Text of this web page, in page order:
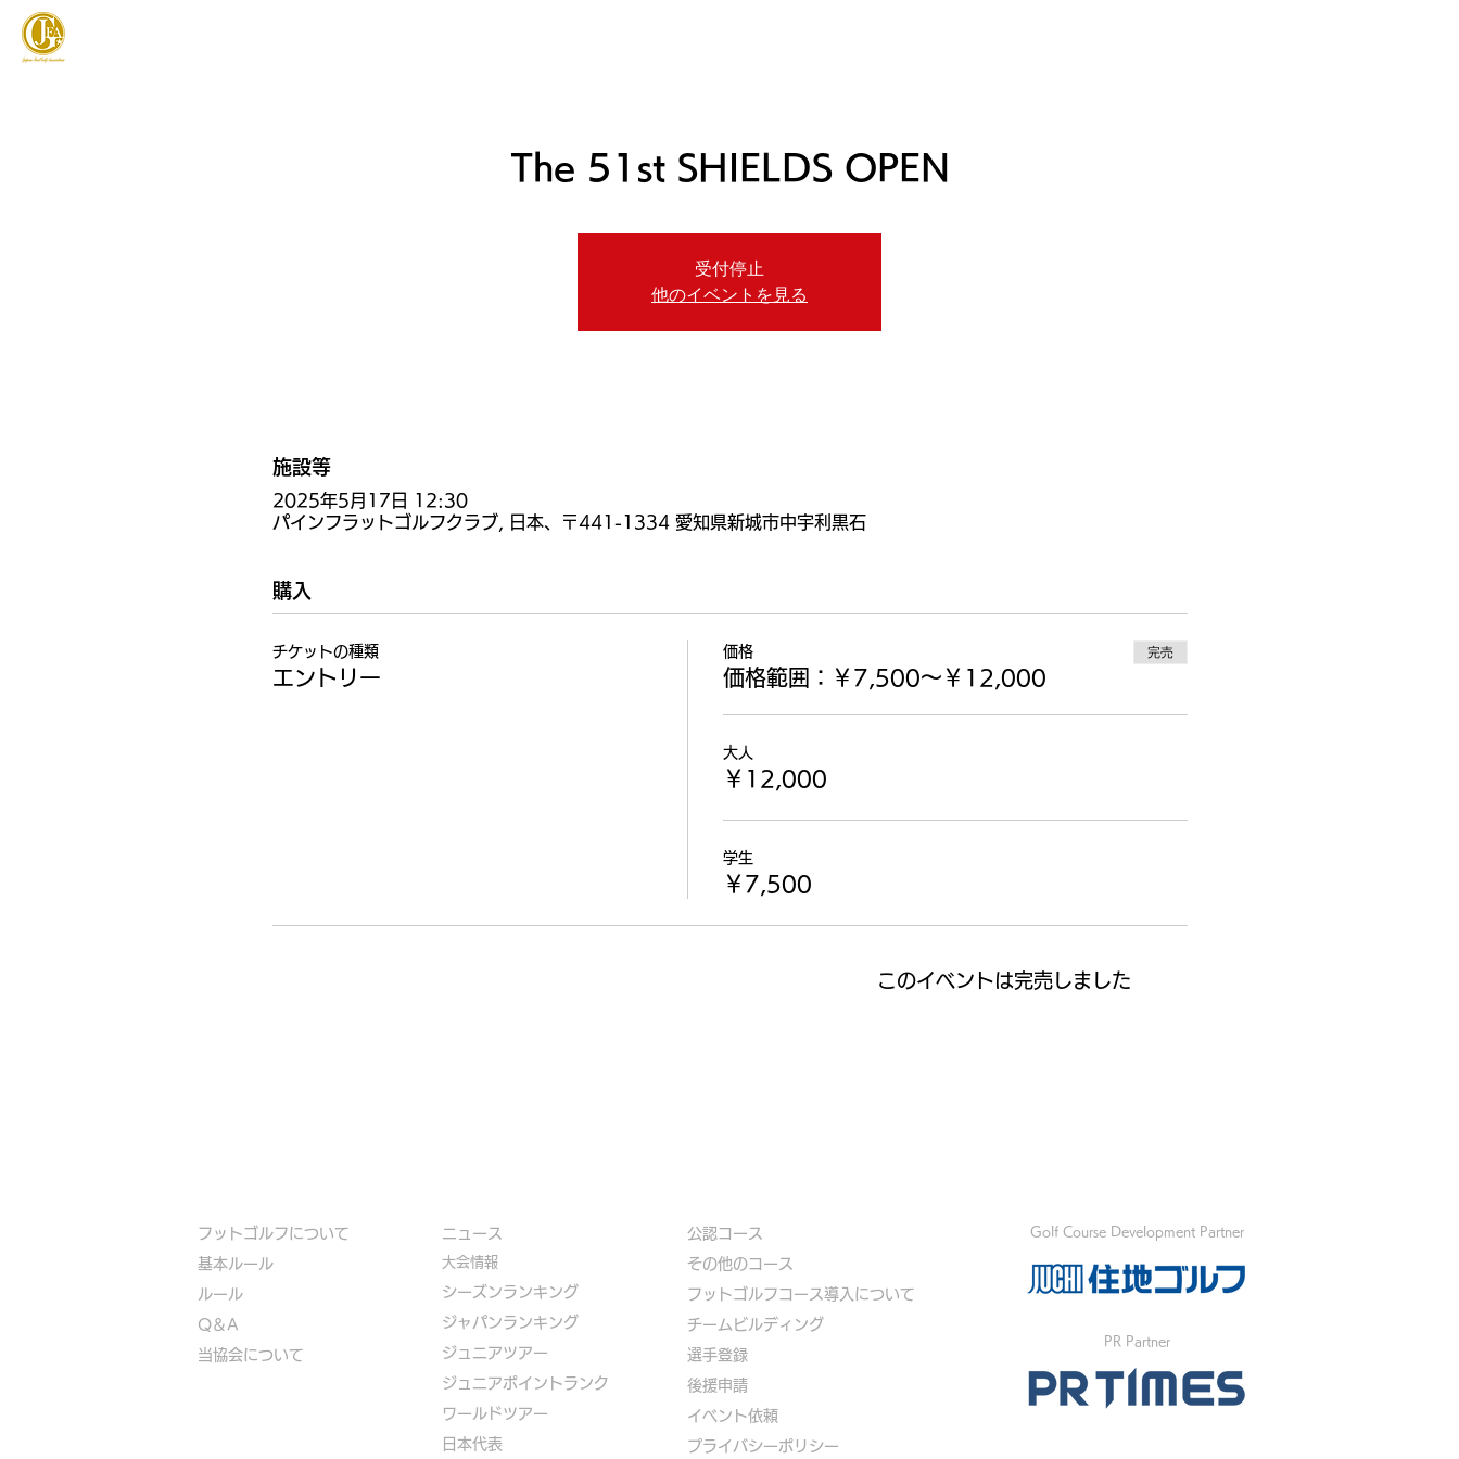
The 51st SHIELDS OPEN
受付停止
他のイベントを見る
施設等
2025年5月17日 12:30
パインフラットゴルフクラブ, 日本、〒441-1334 愛知県新城市中宇利黒石
購入
チケットの種類
エントリー
価格
価格範囲：￥7,500〜￥12,000
完売
大人
￥12,000
学生
￥7,500
このイベントは完売しました
フットゴルフについて
基本ルール
ルール
Q＆A
​当協会について
​ニュース
大会情報
シーズンランキング
ジャパンランキング
ジュニアツアー
ジュニアポイントランク
​ワールドツアー
​​日本代表
公認コース
​その他のコース
​ フットゴルフコース導入について
​チームビルディング
選手登録​
​後援申請
​イベント依頼
プライバシーポリシー
Golf Course Development Partner
PR Partner